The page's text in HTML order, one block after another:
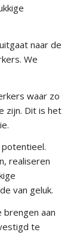
naar de
We
waar zo
zijn. Dit is het
realiseren
van geluk.
aan
te